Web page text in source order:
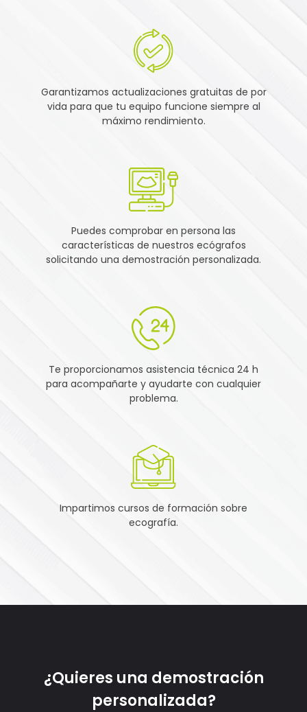
Garantizamos actualizaciones gratuitas de por
vida para que tu equipo funcione siempre al
máximo rendimiento.
Puedes comprobar en persona las
características de nuestros ecógrafos
solicitando una demostración personalizada.
Te proporcionamos asistencia técnica 24 h
para acompañarte y ayudarte con cualquier
problema.
Impartimos cursos de formación sobre
ecografía.
¿Quieres una demostración
personalizada?